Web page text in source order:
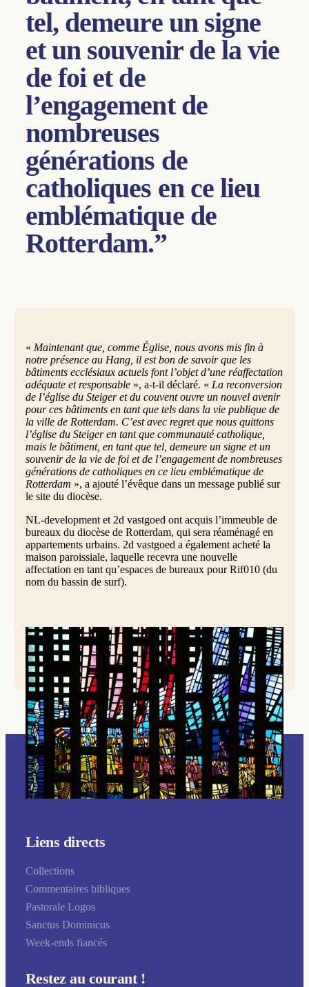
tel, demeure un signe
et un souvenir de la vie
de foi et de
l’engagement de
nombreuses
générations de
catholiques en ce lieu
emblématique de
Rotterdam.”
« Maintenant que, comme Église, nous avons mis fin à
notre présence au Hang, il est bon de savoir que les
bâtiments ecclésiaux actuels font l’objet d’une réaffectation
adéquate et responsable», a-t-il déclaré. « La reconversion
de l’église du Steiger et du couvent ouvre un nouvel avenir
pour ces bâtiments en tant que tels dans la vie publique de
la ville de Rotterdam. C’est avec regret que nous quittons
l’église du Steiger en tant que communauté catholique,
mais le bâtiment, en tant que tel, demeure un signe et un
souvenir de la vie de foi et de l’engagement de nombreuses
générations de catholiques en ce lieu emblématique de
Rotterdam », a ajouté l’évêque dans un message publié sur
le site du diocèse.
NL-development et 2d vastgoed ont acquis l’immeuble de
bureaux du diocèse de Rotterdam, qui sera réaménagé en
appartements urbains. 2d vastgoed a également acheté la
maison paroissiale, laquelle recevra une nouvelle
affectation en tant qu’espaces de bureaux pour Rif010 (du
nom du bassin de surf).
© Ramon Mangold
Liens directs
Collections
Commentaires bibliques
Pastorale Logos
Sanctus Dominicus
Week-ends fiancés
Restez au courant !